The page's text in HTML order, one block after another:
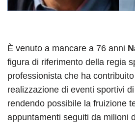
È venuto a mancare a 76 anni
figura di riferimento della regia
professionista che ha
realizzazione di eventi sportivi
rendendo possibile la fruizione
appuntamenti seguiti da milioni